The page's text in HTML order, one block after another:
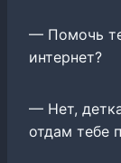
— Помочь
интернет?
— Нет,
отдам тебе